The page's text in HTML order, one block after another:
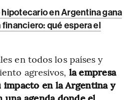
en Argentina gana
qué espera el
en todos los países y
agresivos, la empresa
en la Argentina y